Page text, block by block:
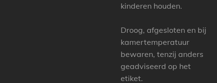
kinderen houden.
Droog, afgesloten en bij
kamertemperatuur
bewaren, tenzij anders
geadviseerd op het
etiket.